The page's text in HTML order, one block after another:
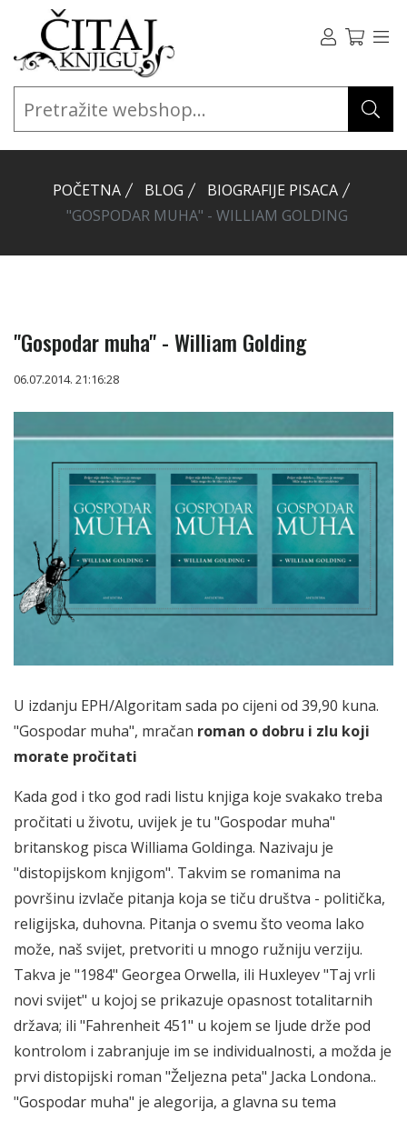
POČETNA BLOG
BIOGRAFIJE PISACA
"GOSPODAR MUHA" - WILLIAM GOLDING
"Gospodar muha" - William Golding
06.07.2014. 21:16:28
U izdanju EPH/Algoritam sada po cijeni od 39,90 kuna.
"Gospodar muha", mračan roman o dobru i zlu koji
morate pročitati
Kada god i tko god radi listu knjiga koje svakako treba
pročitati u životu, uvijek je tu "Gospodar muha"
britanskog pisca Williama Goldinga. Nazivaju je
"distopijskom knjigom". Takvim se romanima na
površinu izvlače pitanja koja se tiču društva - politička,
religijska, duhovna. Pitanja o svemu što veoma lako
može, naš svijet, pretvoriti u mnogo ružniju verziju.
Takva je "1984" Georgea Orwella, ili Huxleyev "Taj vrli
novi svijet" u kojoj se prikazuje opasnost totalitarnih
država; ili "Fahrenheit 451" u kojem se ljude drže pod
kontrolom i zabranjuje im se individualnosti, a možda je
prvi distopijski roman "Željezna peta" Jacka Londona..
"Gospodar muha" je alegorija, a glavna su tema